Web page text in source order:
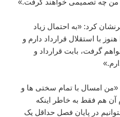
کرد: «به احتمال زیاد
با استقلال قرارداد دارم و
گرفت، بابت قرارداد و
امسال با تمام سختی ها و
آن هم فقط به خاطر اینکه
در پایان فصل حداقل یک